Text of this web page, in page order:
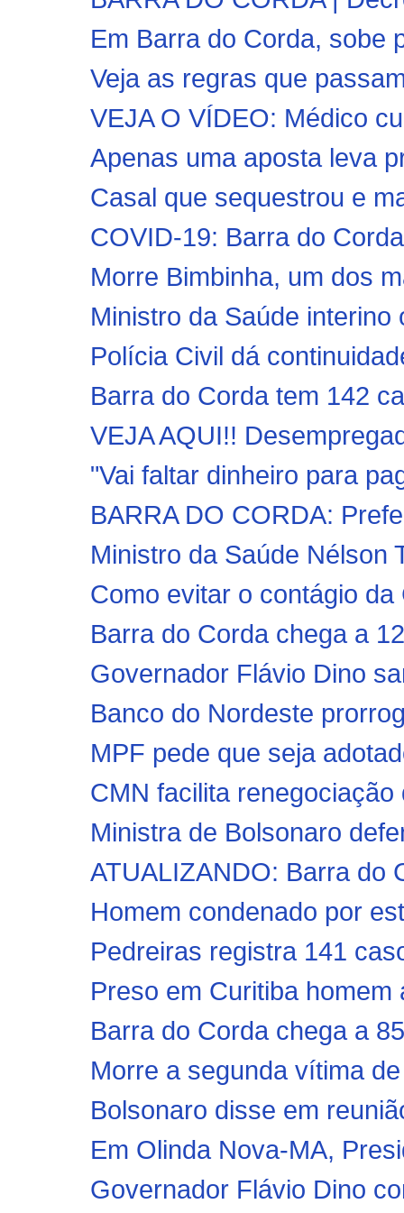
Em Barra do Corda, sobe
Veja as regras que
VEJA O VÍDEO: Médico
Apenas uma aposta leva
Casal que sequestrou e
COVID-19: Barra do
Morre Bimbinha, um dos
Ministro da Saúde
Polícia Civil dá
Barra do Corda tem 142
VEJA AQUI!!
"Vai faltar dinheiro para
BARRA DO CORDA:
Ministro da Saúde Nélson
Como evitar o contágio
Barra do Corda chega a
Governador Flávio Dino
Banco do Nordeste
MPF pede que seja
CMN facilita
Ministra de Bolsonaro
ATUALIZANDO: Barra do
Homem condenado por
Pedreiras registra 141
Preso em Curitiba
Barra do Corda chega a
Morre a segunda vítima
Bolsonaro disse em
Em Olinda Nova-MA,
Governador Flávio Dino